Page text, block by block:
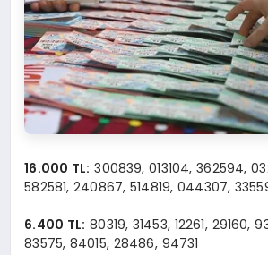
16.000 TL: 300839, 013104, 362594,
582581, 240867, 514819, 044307,
6.400 TL: 80319, 31453, 12261, 29160,
83575, 84015, 28486, 94731